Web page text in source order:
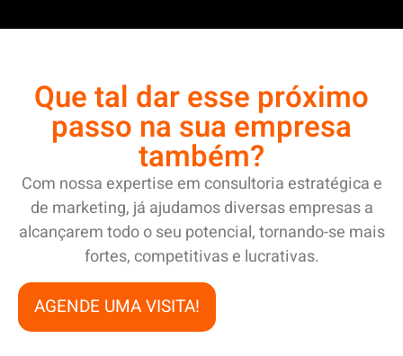
Que tal dar esse próximo
passo na sua empresa
também?
Com nossa expertise em consultoria estratégica e
de marketing, já ajudamos diversas empresas a
alcançarem todo o seu potencial, tornando-se mais
fortes, competitivas e lucrativas.
AGENDE UMA VISITA!